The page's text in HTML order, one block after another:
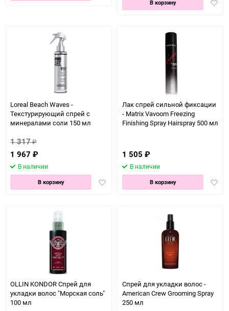
избранное
В корзину
Loreal Beach Waves -
Текстурирующий спрей с
минералами соли 150 мл
1 317₽
1 967 ₽
В наличии
Добавить
В корзину
Лак спрей сильной фикcации
- Matrix Vavoom Freezing
Finishing Spray Hairspray 500 мл
1 505 ₽
В наличии
В корзину
OLLIN KONDOR Спрей для
укладки волос "Морская соль"
100 мл
Спрей для укладки волос -
American Crew Grooming Spray
250 мл